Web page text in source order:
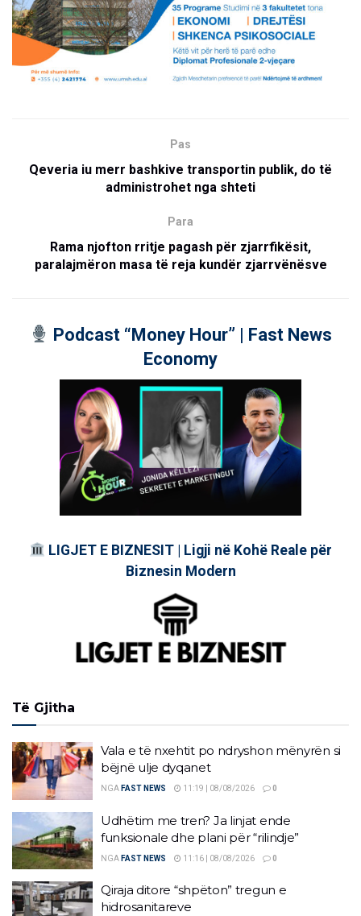
Pas
Qeveria iu merr bashkive transportin publik, do të
administrohet nga shteti
Para
Rama njofton rritje pagash për zjarrfikësit,
paralajmëron masa të reja kundër zjarrvënësve
Podcast “Money Hour” | Fast News
Economy
LIGJET E BIZNESIT | Ligji në Kohë Reale për
Biznesin Modern
Të Gjitha
Vala e të nxehtit po ndryshon mënyrën si
bëjnë ulje dyqanet
NGA FAST NEWS 11:19 | 08/08/2026 0
Udhëtim me tren? Ja linjat ende
funksionale dhe plani për “rilindje”
NGA FAST NEWS 11:16 | 08/08/2026 0
Qiraja ditore “shpëton” tregun e
hidrosanitareve